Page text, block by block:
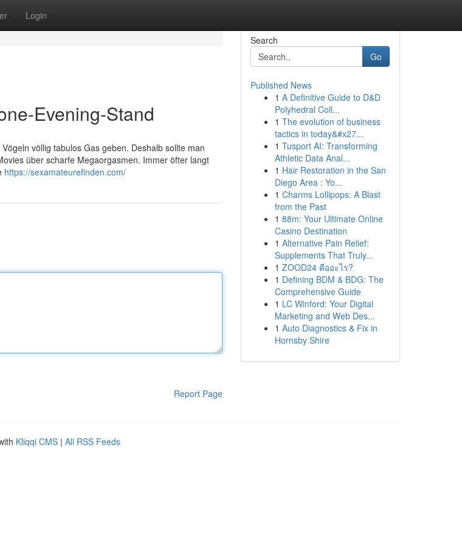
Login
Evening-Stand
völlig tabulos Gas geben. Deshalb sollte man
über scharfe Megaorgasmen. Immer öfter langt
https://sexamateurefinden.com/
Report Page
Search
Go
Published News
1 A Definitive Guide to D&D
Polyhedral Coll...
1 The evolution of business
tactics in today&#x27...
1 Tusport AI: Transforming
Athletic Data Anal...
1 Hair Restoration in the San
Diego Area : Yo...
1 Charms Lollipops: A Blast
from the Past
1 88m: Your Ultimate Online
Casino Destination
1 Alternative Pain Relief:
Supplements That Truly...
1 ZOOD24 คืออะไร?
1 Defining BDM & BDG: The
Comprehensive Guide
1 LC Winford: Your Digital
Marketing and Web Des...
1 Auto Diagnostics & Fix in
Hornsby Shire
Kliqqi CMS | All RSS Feeds